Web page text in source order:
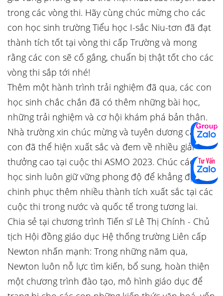
trong các vòng thi. Hãy cùng chúc mừng cho các
con học sinh trường Tiểu học I-sắc Niu-tơn đã đạt
thành tích tốt tại vòng thi cấp Trường và mong
rằng các con sẽ cố gắng, chuẩn bị thật tốt cho các
vòng thi sắp tới nhé!
Thêm một hành trình trải nghiệm đã qua, các con
học sinh chắc chắn đã có thêm những bài học,
những trải nghiệm và cơ hội khám phá bản thân.
Nhà trường xin chúc mừng và tuyên dương các
con đã thể hiện xuất sắc và đem về nhiều giải
thưởng cao tại cuộc thi ASMO 2023. Chúc các con
học sinh luôn giữ vững phong độ để khẳng định và
chinh phục thêm nhiều thành tích xuất sắc tại các
cuộc thi trong nước và quốc tế trong tương lai.
Chia sẻ tại chương trình Tiến sĩ Lê Thị Chính - Chủ
tịch Hội đồng giáo dục Hệ thống trường Liên cấp
Newton nhấn mạnh: Trong những năm qua,
Newton luôn nỗ lực tìm kiến, bổ sung, hoàn thiện
một chương trình đào tạo, mô hình giáo dục để